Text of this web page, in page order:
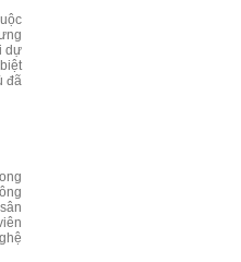
dự
đã